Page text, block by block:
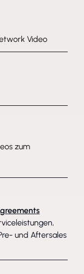
Video
zum
und Aftersales